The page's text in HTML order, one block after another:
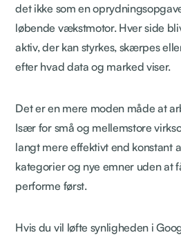
det ikke som en
løbende vækstmotor. Hver side
aktiv, der kan styrkes, skærpes
efter hvad data og marked viser.
Det er en mere moden måde at
Især for små og mellemstore
langt mere effektivt end konstant
kategorier og nye emner uden at
performe først.
Hvis du vil løfte synligheden i